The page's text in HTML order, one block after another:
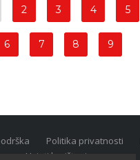
2 3 4 5
6 7 8 9
Politika privatnosti
Uvjeti korištenja